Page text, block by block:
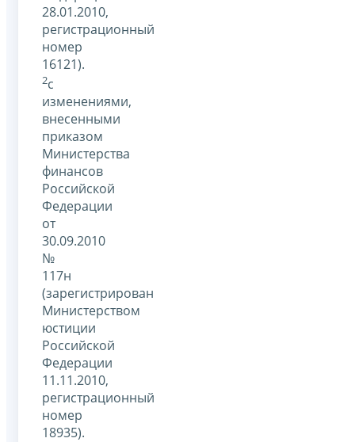
28.01.2010,
регистрационный
номер
16121).
2с
изменениями,
внесенными
приказом
Министерства
финансов
Российской
Федерации
от
30.09.2010
№
117н
(зарегистрирован
Министерством
юстиции
Российской
Федерации
11.11.2010,
регистрационный
номер
18935).